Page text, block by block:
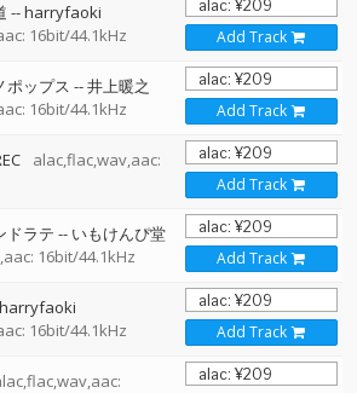
--harryfaoki
16bit/44.1kHz
Add Track
ポップス --井上暖之
16bit/44.1kHz
Add Track
alac,flac,wav,aac:
Add Track
ドラテ -- いもけんぴ堂
16bit/44.1kHz
Add Track
harryfaoki
16bit/44.1kHz
Add Track